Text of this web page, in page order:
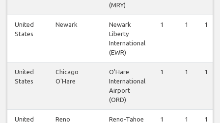
(MRY)
United
States
Newark
Newark
Liberty
International
(EWR)
1 1 1
United
States
Chicago
O'Hare
O'Hare
International
Airport
(ORD)
1 1 1
United
Reno
Reno-Tahoe
1 1 1